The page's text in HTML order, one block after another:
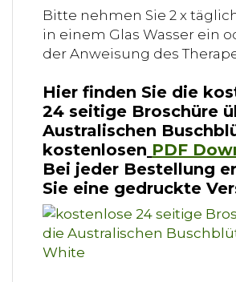
Bitte nehmen Sie 2 x
in einem Glas Wasser ein
der Anweisung des
Hier finden Sie die
24 seitige Broschüre
Australischen
kostenlosen PDF
Bei jeder Bestellung
Sie eine gedruckte